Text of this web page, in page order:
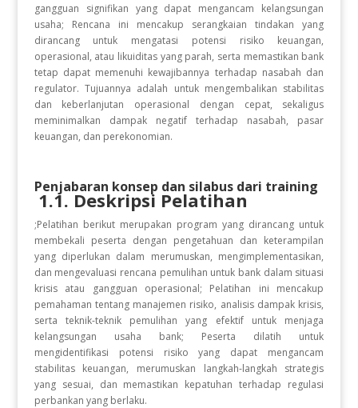
gangguan signifikan yang dapat mengancam kelangsungan
usaha; Rencana ini mencakup serangkaian tindakan yang
dirancang untuk mengatasi potensi risiko keuangan,
operasional, atau likuiditas yang parah, serta memastikan bank
tetap dapat memenuhi kewajibannya terhadap nasabah dan
regulator. Tujuannya adalah untuk mengembalikan stabilitas
dan keberlanjutan operasional dengan cepat, sekaligus
meminimalkan dampak negatif terhadap nasabah, pasar
keuangan, dan perekonomian.
Penjabaran konsep dan silabus dari training
1.1. Deskripsi Pelatihan
;Pelatihan berikut merupakan program yang dirancang untuk
membekali peserta dengan pengetahuan dan keterampilan
yang diperlukan dalam merumuskan, mengimplementasikan,
dan mengevaluasi rencana pemulihan untuk bank dalam situasi
krisis atau gangguan operasional; Pelatihan ini mencakup
pemahaman tentang manajemen risiko, analisis dampak krisis,
serta teknik-teknik pemulihan yang efektif untuk menjaga
kelangsungan usaha bank; Peserta dilatih untuk
mengidentifikasi potensi risiko yang dapat mengancam
stabilitas keuangan, merumuskan langkah-langkah strategis
yang sesuai, dan memastikan kepatuhan terhadap regulasi
perbankan yang berlaku.